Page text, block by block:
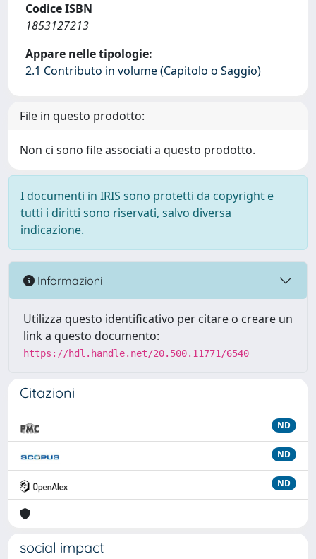
Codice ISBN
1853127213
Appare nelle tipologie:
2.1 Contributo in volume (Capitolo o Saggio)
File in questo prodotto:
Non ci sono file associati a questo prodotto.
I documenti in IRIS sono protetti da copyright e
tutti i diritti sono riservati, salvo diversa
indicazione.
Informazioni
Utilizza questo identificativo per citare o creare un
link a questo documento:
https://hdl.handle.net/20.500.11771/6540
Citazioni
ND
ND
ND
social impact